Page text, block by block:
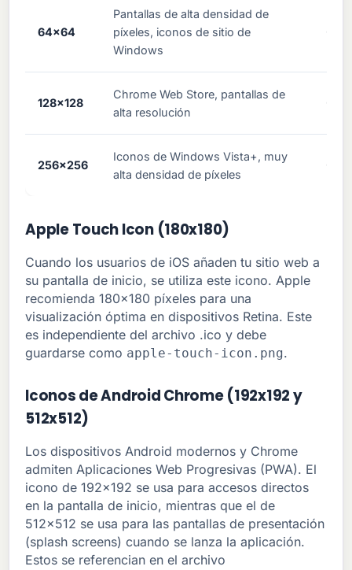
64x64
Pantallas de alta densidad de
píxeles, iconos de sitio de
Windows
128x128
Chrome Web Store, pantallas de
alta resolución
256x256
Iconos de Windows Vista+, muy
alta densidad de píxeles
Apple Touch Icon (180x180)
Cuando los usuarios de iOS añaden tu sitio web a
su pantalla de inicio, se utiliza este icono. Apple
recomienda 180x180 píxeles para una
visualización óptima en dispositivos Retina. Este
es independiente del archivo .ico y debe
guardarse como apple-touch-icon.png.
Iconos de Android Chrome (192x192 y
512x512)
Los dispositivos Android modernos y Chrome
admiten Aplicaciones Web Progresivas (PWA). El
icono de 192x192 se usa para accesos directos
en la pantalla de inicio, mientras que el de
512x512 se usa para las pantallas de presentación
(splash screens) cuando se lanza la aplicación.
Estos se referencian en el archivo